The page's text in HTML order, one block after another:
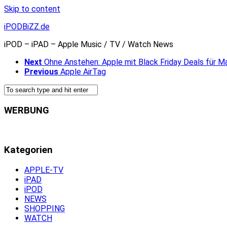
Skip to content
iPODBiZZ.de
iPOD – iPAD – Apple Music / TV / Watch News
Next Ohne Anstehen: Apple mit Black Friday Deals für
Previous Apple AirTag
WERBUNG
Kategorien
APPLE-TV
iPAD
iPOD
NEWS
SHOPPING
WATCH